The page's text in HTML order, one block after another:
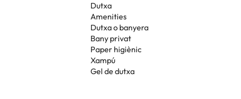
Dutxa
Amenities
Dutxa o banyera
Bany privat
Paper higiènic
Xampú
Gel de dutxa